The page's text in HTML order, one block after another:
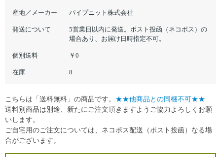
産地／メーカー パイプニット株式会社
発送について
5営業日以内に発送。ポスト投函（ネコポス）の
場合あり、お届け日時指定不可。
個別送料 ￥0
在庫 8
こちらは「送料無料」の商品です。 ★★他商品との同梱不可★★
送料別商品は別途、新たにご注文頂きますようご協力よろしくお願
いします。
ご自宅用のご注文については、ネコポス配送（ポスト投函）なる場
合がございます。